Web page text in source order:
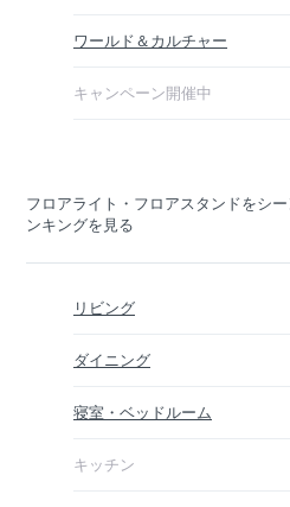
ワールド＆カルチャー
キャンペーン開催中
フロアライト・フロアスタンドをシ
ンキングを見る
リビング
ダイニング
寝室・ベッドルーム
キッチン